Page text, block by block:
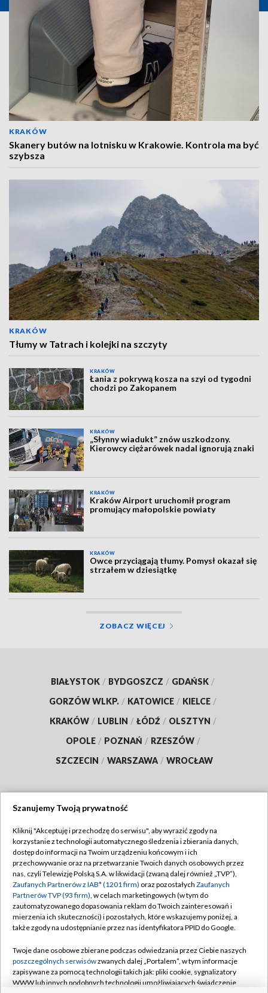
KRAKÓW
Skanery butów na lotnisku w Krakowie. Kontrola ma być
szybsza
KRAKÓW
Tłumy w Tatrach i kolejki na szczyty
KRAKÓW
Łania z pokrywą kosza na szyi od tygodni
chodzi po Zakopanem
KRAKÓW
„Słynny wiadukt” znów uszkodzony.
Kierowcy ciężarówek nadal ignorują znaki
KRAKÓW
Kraków Airport uruchomił program
promujący małopolskie powiaty
KRAKÓW
Owce przyciągają tłumy. Pomysł okazał się
strzałem w dziesiątkę
ZOBACZ WIĘCEJ
BIAŁYSTOK / BYDGOSZCZ / GDAŃSK /
GORZÓW WLKP. / KATOWICE / KIELCE /
KRAKÓW / LUBLIN / ŁÓDŹ / OLSZTYN /
OPOLE / POZNAŃ / RZESZÓW /
SZCZECIN / WARSZAWA / WROCŁAW
TVP
Abonament TVP
Emisja w TVP
Centrum informacji TVP
Naziemna Telewizja Cyfrowa
Rada Programowa
System NOS
Regulamin TVP
Polityka prywatności
Moje zgody
Pomoc
Kontakt
Szanujemy Twoją prywatność
Kliknij "Akceptuję i przechodzę do serwisu", aby wyrazić zgody na
korzystanie z technologii automatycznego śledzenia i zbierania danych,
dostęp do informacji na Twoim urządzeniu końcowym i ich
przechowywanie oraz na przetwarzanie Twoich danych osobowych przez
nas, czyli Telewizję Polską S.A. w likwidacji (zwaną dalej również „TVP”),
Zaufanych Partnerów z IAB* (1201 firm) oraz pozostałych Zaufanych
Partnerów TVP (93 firm), w celach marketingowych (w tym do
zautomatyzowanego dopasowania reklam do Twoich zainteresowań i
mierzenia ich skuteczności) i pozostałych, które wskazujemy poniżej, a
także zgody na udostępnianie przez nas identyfikatora PPID do Google.
Twoje dane osobowe zbierane podczas odwiedzania przez Ciebie naszych
poszczególnych serwisówzwanych dalej „Portalem”, w tym informacje
zapisywane za pomocą technologii takich jak: pliki cookie, sygnalizatory
WWW lub innych podobnych technologii umożliwiających świadczenie